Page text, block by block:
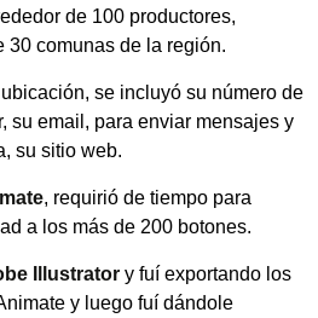
de 100 productores,
30 comunas de la región.
se incluyó su número de
su email, para enviar mensajes y
su sitio web.
, requirió de tiempo para
a los más de 200 botones.
Illustrator y fuí exportando los
y luego fuí dándole